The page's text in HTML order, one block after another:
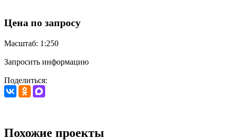
Цена по запросу
Масштаб: 1:250
Запросить информацию
Поделиться:
Похожие проекты